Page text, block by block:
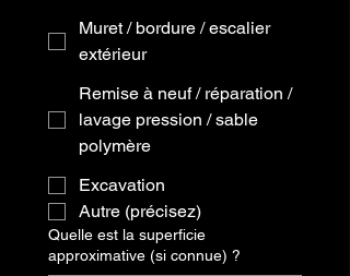
Muret / bordure / escalier
extérieur
Remise à neuf / réparation /
lavage pression / sable
polymère
Excavation
Autre (précisez)
Quelle est la superficie
approximative (si connue) ?